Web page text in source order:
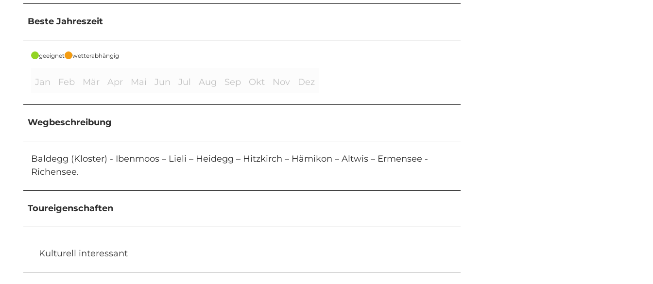
Beste Jahreszeit
geeignet wetterabhängig
Jan Feb Mär Apr Mai Jun Jul Aug Sep Okt Nov Dez
Wegbeschreibung
Baldegg (Kloster) - Ibenmoos – Lieli – Heidegg – Hitzkirch – Hämikon – Altwis – Ermensee -
Richensee.
Toureigenschaften
Kulturell interessant